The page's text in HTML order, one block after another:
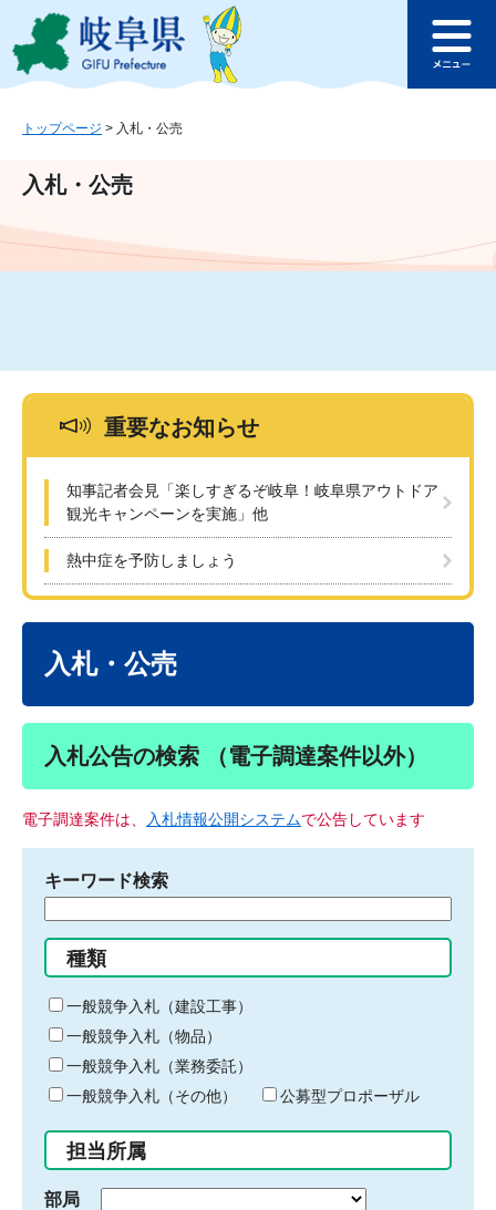
ジ
ュ
文
このページの本文へ
ュ
トップページ > 入札・公売
入札・公売
重要なお知らせ
知事記者会見「楽しすぎるぞ岐阜！岐阜県アウトドア
観光キャンペーンを実施」他
熱中症を予防しましょう
入札・公売
入札公告の検索 （電子調達案件以外）
電子調達案件は、 入札情報公開システムで公告しています
キーワード検索
る
キ
ー
ワ
ー
ド
入
力
種類
一般競争入札（建設工事）
一般競争入札（物品）
一般競争入札（業務委託）
一般競争入札（その他）
公募型プロポーザル
担当所属
部局